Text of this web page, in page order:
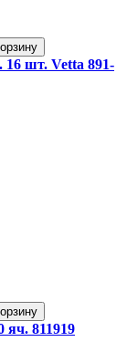
16 шт. Vetta 891-
811919